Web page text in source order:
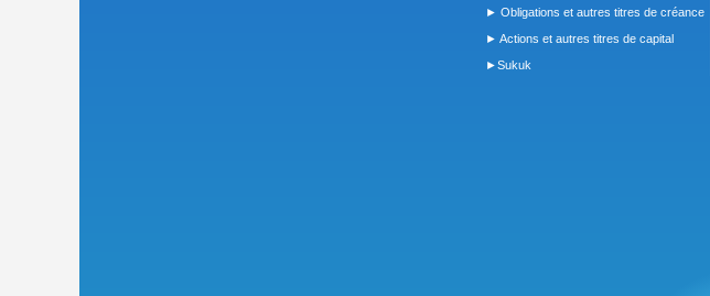
► Obligations et autres titres de créance
► Actions et autres titres de capital
►Sukuk